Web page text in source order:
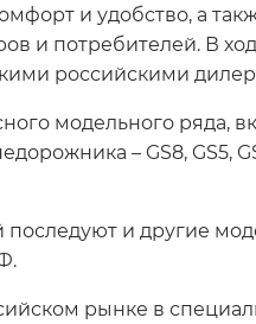
и удобство, а
и потребителей. В
российскими
модельного ряда,
– GS8, GS5,
последуют и другие
рынке в